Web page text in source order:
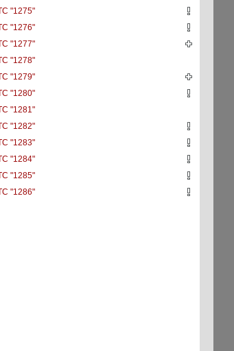
"1275"
"1276"
"1277"
"1278"
"1279"
"1280"
"1281"
"1282"
"1283"
"1284"
"1285"
"1286"